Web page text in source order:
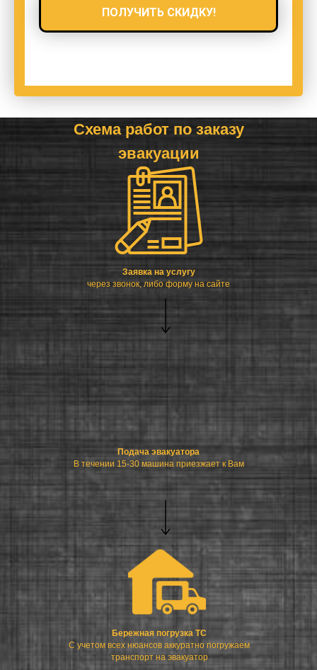
ПОЛУЧИТЬ СКИДКУ!
Заявка на услугу
через звонок, либо форму на сайте
Бережная погрузка ТС
С учетом всех нюансов аккуратно погружаем
транспорт на эвакуатор
Схема работ по заказу
эвакуации
Подача эвакуатора
В течении 15-30 машина приезжает к Вам